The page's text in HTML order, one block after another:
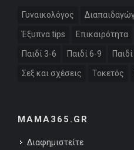
Γυναικολόγος
Έξυπνα tips Επικαιρότητα
Παιδί 3-6 Παιδί 6-9
Σεξ και σχέσεις Τοκετός
MAMA365.GR
Διαφημιστείτε